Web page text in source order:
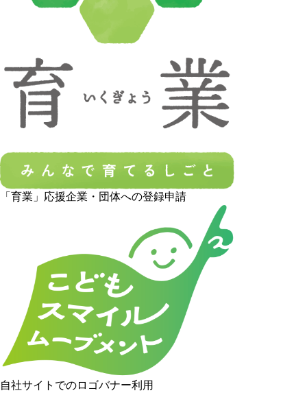
「育業」応援企業・団体への登録申請
自社サイトでのロゴバナー利用